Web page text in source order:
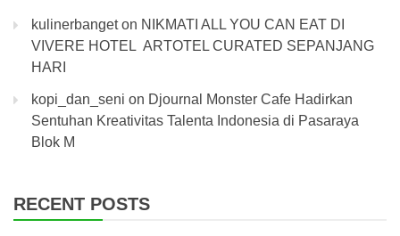
kulinerbangeton NIKMATI ALL YOU CAN EAT DI
VIVERE HOTEL ARTOTEL CURATED SEPANJANG
HARI
kopi_dan_seni on Djournal Monster Cafe Hadirkan
Sentuhan Kreativitas Talenta Indonesia di Pasaraya
Blok M
RECENT POSTS